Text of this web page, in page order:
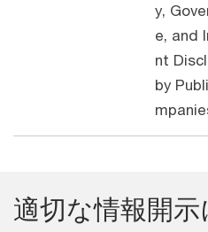
y,
e, and
nt
by
適切な情報開